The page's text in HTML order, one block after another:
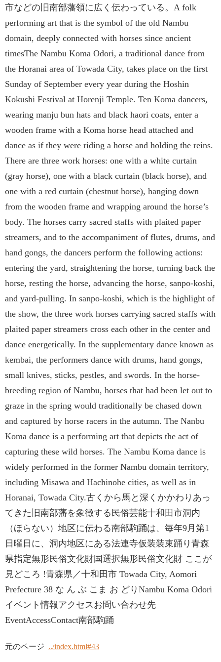
市などの旧南部藩領に広く伝わっている。A folk
performing art that is the symbol of the old Nambu
domain, deeply connected with horses since ancient
timesThe Nambu Koma Odori, a traditional dance from
the Horanai area of Towada City, takes place on the first
Sunday of September every year during the Hoshin
Kokushi Festival at Horenji Temple. Ten Koma dancers,
wearing manju bun hats and black haori coats, enter a
wooden frame with a Koma horse head attached and
dance as if they were riding a horse and holding the reins.
There are three work horses: one with a white curtain
(gray horse), one with a black curtain (black horse), and
one with a red curtain (chestnut horse), hanging down
from the wooden frame and wrapping around the horse’s
body. The horses carry sacred staffs with plaited paper
streamers, and to the accompaniment of flutes, drums, and
hand gongs, the dancers perform the following actions:
entering the yard, straightening the horse, turning back the
horse, resting the horse, advancing the horse, sanpo-koshi,
and yard-pulling. In sanpo-koshi, which is the highlight of
the show, the three work horses carrying sacred staffs with
plaited paper streamers cross each other in the center and
dance energetically. In the supplementary dance known as
kembai, the performers dance with drums, hand gongs,
small knives, sticks, pestles, and swords. In the horse-
breeding region of Nambu, horses that had been let out to
graze in the spring would traditionally be chased down
and captured by horse racers in the autumn. The Nanbu
Koma dance is a performing art that depicts the act of
capturing these wild horses. The Nambu Koma dance is
widely performed in the former Nambu domain territory,
including Misawa and Hachinohe cities, as well as in
Horanai, Towada City.古くから馬と深くかかわりあっ
てきた旧南部藩を象徴する民俗芸能十和田市洞内
（ほらない）地区に伝わる南部駒踊は、毎年9月第1
日曜日に、洞内地区にある法連寺仮装装束踊り青森
県指定無形民俗文化財国選択無形民俗文化財 ここが
見どころ !青森県／十和田市 Towada City, Aomori
Prefecture 38 な ん ぶ こま お どりNambu Koma Odori
イベント情報アクセスお問い合わせ先
EventAccessContact南部駒踊
元のページ ../index.html#43